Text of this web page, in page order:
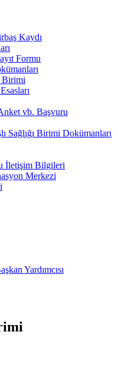
Kaydı
Formu
Birimi
vb. Başvuru
Sağlığı Birimi Dokümanları
İletişim Bilgileri
Merkezi
Yardımcısı